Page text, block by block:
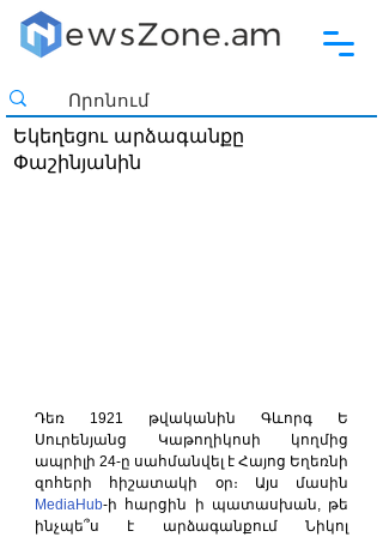
Եկեղեցու արձագանքը
Փաշինյանին
Դեռ 1921 թվականին Գևորգ Ե
Սուրենյանց Կաթողիկոսի կողմից
ապրիլի 24-ը սահմանվել է Հայոց Եղեռնի
զոհերի հիշատակի օր։ Այս մասին
MediaHub-ի հարցին ի պատասխան, թե
ինչպե՞ս է արձագանքում Նիկոլ